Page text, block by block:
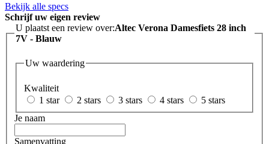
Bekijk alle specs
Schrijf uw eigen review
U plaatst een review over:Altec Verona Damesfiets 28 inch
7V - Blauw
Uw waardering
Kwaliteit
1 star
2 stars 3 stars 4 stars
5 stars
Je naam
Samenvatting